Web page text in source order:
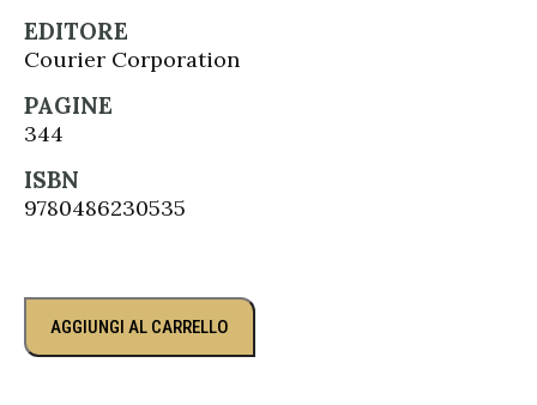
EDITORE
Courier Corporation
PAGINE
344
ISBN
9780486230535
AGGIUNGI AL CARRELLO